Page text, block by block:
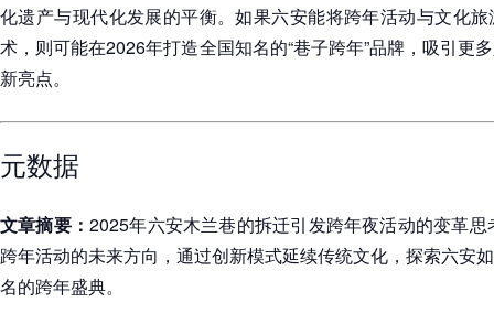
化遗产与现代化发展的平衡。如果六安能将跨年活动与文化
术，则可能在2026年打造全国知名的“巷子跨年”品牌，吸引更
新亮点。
元数据
文章摘要：2025年六安木兰巷的拆迁引发跨年夜活动的变革
跨年活动的未来方向，通过创新模式延续传统文化，探索六安
名的跨年盛典。